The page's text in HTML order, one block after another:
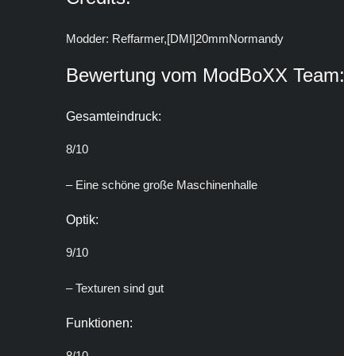
Modder: Reffarmer,[DMI]20mmNormandy
Bewertung vom ModBoXX Team:
Gesamteindruck:
8/10
– Eine schöne große Maschinenhalle
Optik:
9/10
– Texturen sind gut
Funktionen: